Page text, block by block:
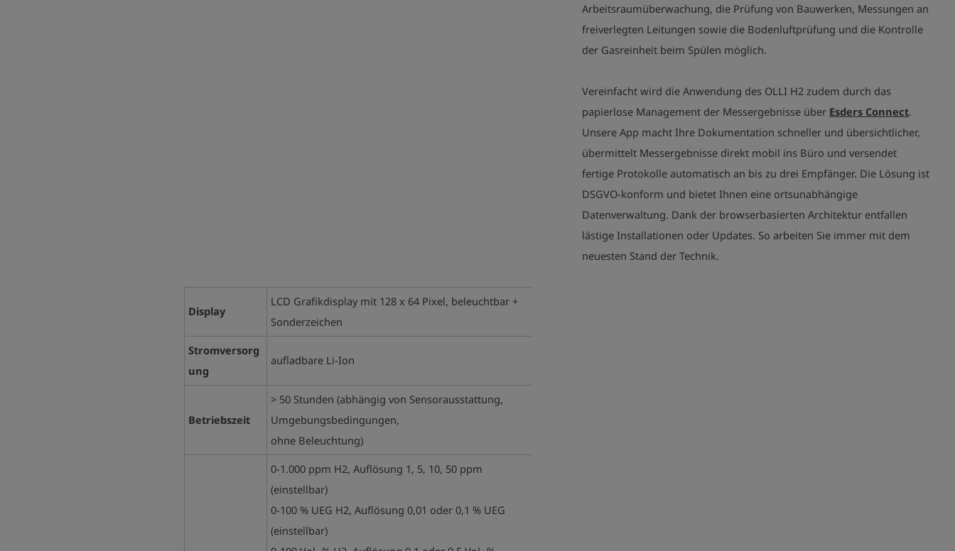
Arbeitsraumüberwachung, die Prüfung von Bauwerken, Messungen an
freiverlegten Leitungen sowie die Bodenluftprüfung und die Kontrolle
der Gasreinheit beim Spülen möglich.
Vereinfacht wird die Anwendung des OLLI H2 zudem durch das
papierlose Management der Messergebnisse über Esders Connect.
Unsere App macht Ihre Dokumentation schneller und übersichtlicher,
übermittelt Messergebnisse direkt mobil ins Büro und versendet
fertige Protokolle automatisch an bis zu drei Empfänger. Die Lösung ist
DSGVO-konform und bietet Ihnen eine ortsunabhängige
Datenverwaltung. Dank der browserbasierten Architektur entfallen
lästige Installationen oder Updates. So arbeiten Sie immer mit dem
neuesten Stand der Technik.
Display
LCD Grafikdisplay mit 128 x 64 Pixel, beleuchtbar +
Sonderzeichen
Stromversorg
ung
aufladbare Li-Ion
Betriebszeit
> 50 Stunden (abhängig von Sensorausstattung,
Umgebungsbedingungen,
ohne Beleuchtung)
0-1.000 ppm H2, Auflösung 1, 5, 10, 50 ppm
(einstellbar)
0-100 % UEG H2, Auflösung 0,01 oder 0,1 % UEG
(einstellbar)